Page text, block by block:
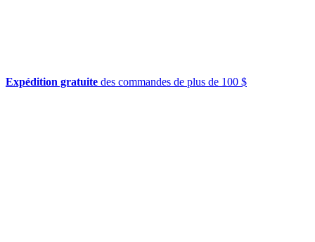
Expédition gratuite des commandes de plus de 100 $